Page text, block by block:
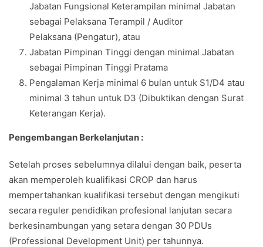
Jabatan Fungsional Keterampilan minimal Jabatan
sebagai Pelaksana Terampil / Auditor
Pelaksana (Pengatur), atau
Jabatan Pimpinan Tinggi dengan minimal Jabatan
sebagai Pimpinan Tinggi Pratama
Pengalaman Kerja minimal 6 bulan untuk S1/D4 atau
minimal 3 tahun untuk D3 (Dibuktikan dengan Surat
Keterangan Kerja).
Pengembangan Berkelanjutan :
Setelah proses sebelumnya dilalui dengan baik, peserta
akan memperoleh kualifikasi CROP dan harus
mempertahankan kualifikasi tersebut dengan mengikuti
secara reguler pendidikan profesional lanjutan secara
berkesinambungan yang setara dengan 30 PDUs
(Professional Development Unit) per tahunnya.